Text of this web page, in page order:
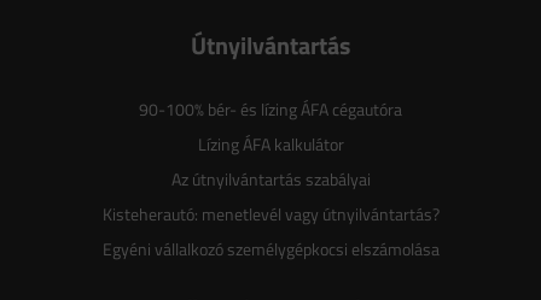
Útnyilvántartás
90-100% bér- és lízing ÁFA cégautóra
Lízing ÁFA kalkulátor
Az útnyilvántartás szabályai
Kisteherautó: menetlevél vagy útnyilvántartás?
Egyéni vállalkozó személygépkocsi elszámolása